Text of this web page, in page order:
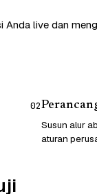
Anda live dan
02
Susun alur
aturan